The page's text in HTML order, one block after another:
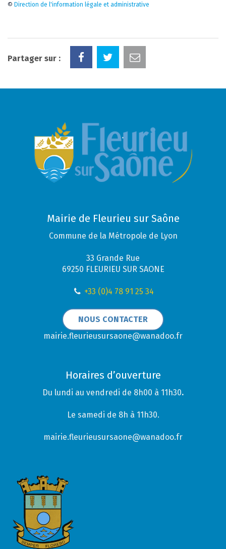
© Direction de l'information légale et administrative
Partager sur :
Mairie de Fleurieu sur Saône
Commune de la Métropole de Lyon
33 Grande Rue
69250 FLEURIEU SUR SAONE
+33 (0)4 78 91 25 34
NOUS CONTACTER
mairie.fleurieusursaone@wanadoo.fr
Horaires d’ouverture
Du lundi au vendredi de 8h00 à 11h30.
Le samedi de 8h à 11h30.
mairie.fleurieusursaone@wanadoo.fr